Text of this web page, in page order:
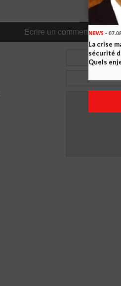
Ecrire un commentaire
NEWS -
La crise
sécurité
Quels